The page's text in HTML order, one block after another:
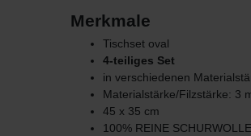
Merkmale
Tischset oval
4-teiliges Set
in verschiedenen
Materialstärke/Filzstärke: 3
45 x 35 cm
100% REINE SCHURWOLLE